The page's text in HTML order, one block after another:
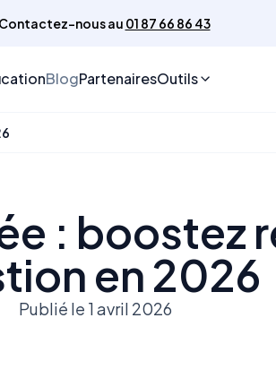
Contactez-nous au 01 87 66 86 43
BlogPartenairesOutils
: boostez
en 2026
Publié le 1 avril 2026